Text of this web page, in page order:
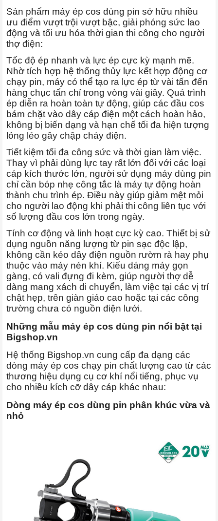
Sản phẩm máy ép cos dùng pin sở hữu nhiều
ưu điểm vượt trội vượt bậc, giải phóng sức lao
động và tối ưu hóa thời gian thi công cho người
thợ điện:
Tốc độ ép nhanh và lực ép cực kỳ mạnh mẽ.
Nhờ tích hợp hệ thống thủy lực kết hợp động cơ
chạy pin, máy có thể tạo ra lực ép từ vài tấn đến
hàng chục tấn chỉ trong vòng vài giây. Quá trình
ép diễn ra hoàn toàn tự động, giúp các đầu cos
bám chặt vào dây cáp điện một cách hoàn hảo,
không bị biến dạng và hạn chế tối đa hiện tượng
lỏng lẻo gây chập cháy điện.
Tiết kiệm tối đa công sức và thời gian làm việc.
Thay vì phải dùng lực tay rất lớn đối với các loại
cáp kích thước lớn, người sử dụng máy dùng pin
chỉ cần bóp nhẹ công tắc là máy tự động hoàn
thành chu trình ép. Điều này giúp giảm mệt mỏi
cho người lao động khi phải thi công liên tục với
số lượng đầu cos lớn trong ngày.
Tính cơ động và linh hoạt cực kỳ cao. Thiết bị sử
dụng nguồn năng lượng từ pin sạc độc lập,
không cần kéo dây điện nguồn rườm rà hay phụ
thuộc vào máy nén khí. Kiểu dáng máy gọn
gàng, có vali đựng đi kèm, giúp người thợ dễ
dàng mang xách di chuyển, làm việc tại các vị trí
chật hẹp, trên giàn giáo cao hoặc tại các công
trường chưa có nguồn điện lưới.
Những mẫu máy ép cos dùng pin nổi bật tại
Bigshop.vn
Hệ thống Bigshop.vn cung cấp đa dạng các
dòng máy ép cos chạy pin chất lượng cao từ các
thương hiệu dụng cụ cơ khí nổi tiếng, phục vụ
cho nhiều kích cỡ dây cáp khác nhau:
Dòng máy ép cos dùng pin phân khúc vừa và
nhỏ